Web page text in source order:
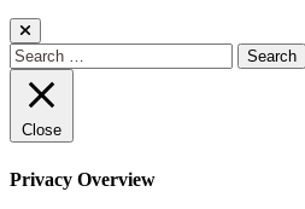
Search
for:
Close
Privacy Overview